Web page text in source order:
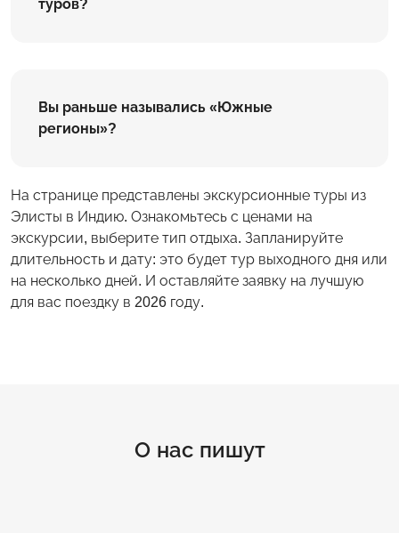
туров?
Вы раньше назывались «Южные
регионы»?
На странице представлены экскурсионные туры из
Элисты в Индию. Ознакомьтесь с ценами на
экскурсии, выберите тип отдыха. Запланируйте
длительность и дату: это будет тур выходного дня или
на несколько дней. И оставляйте заявку на лучшую
для вас поездку в 2026 году.
О нас пишут